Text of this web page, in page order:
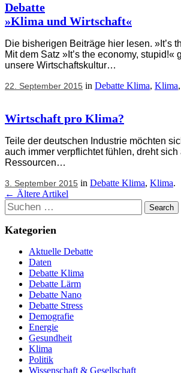
Debatte
»Klima und Wirtschaft«
Die bisherigen Beiträge hier lesen. »It’s
Mit dem Satz »It’s the economy,
unsere Wirtschaftskultur…
22. September 2015 in Debatte Klima, Klima,
Wirtschaft pro Klima?
Teile der deutschen Industrie möchten
auch immer verpflichtet fühlen, dreht
Ressourcen…
3. September 2015 in Debatte Klima, Klima.
Artikel
Navigation
← Ältere Artikel
Suchen
Kategorien
Aktuelle Debatte
Daten
Debatte Klima
Debatte Lärm
Debatte Nano
Debatte Stress
Demografie
Energie
Gesundheit
Klima
Politik
Wissenschaft & Gesellschaft